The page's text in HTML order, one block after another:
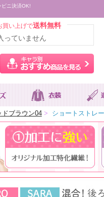
ビニ決済OK!
買い上げで送料無料
っていません
ィッグをカラーから探す
ドブラウン04 > ショートストレ